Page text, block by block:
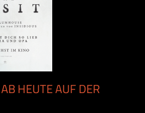
HEUTE AUF DER